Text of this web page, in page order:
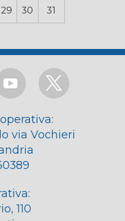
29 30 31
via Vochieri
110